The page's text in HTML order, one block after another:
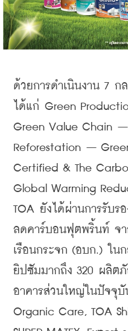
ด้วยการดำเนินงาน 7
ได้แก่ Green
Green Value Chain
Reforestation –
Certified & The
Global Warming
TOA ยังได้ผ่านการรับร
ลดคาร์บอนฟุตพริ้นท์ จา
เรือนกระจก (อบก.) ใน
ยิปซัมมากถึง 320 ผลิต
อาคารส่วนใหญ่ในปัจจุบั
Organic Care, TOA